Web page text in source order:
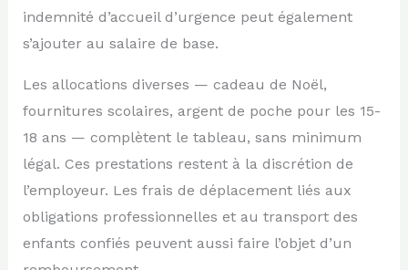
indemnité d’accueil d’urgence peut également
s’ajouter au salaire de base.
Les allocations diverses — cadeau de Noël,
fournitures scolaires, argent de poche pour les 15-
18 ans — complètent le tableau, sans minimum
légal. Ces prestations restent à la discrétion de
l’employeur. Les frais de déplacement liés aux
obligations professionnelles et au transport des
enfants confiés peuvent aussi faire l’objet d’un